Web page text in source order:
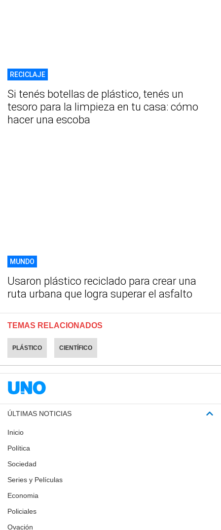
RECICLAJE
Si tenés botellas de plástico, tenés un
tesoro para la limpieza en tu casa: cómo
hacer una escoba
MUNDO
Usaron plástico reciclado para crear una
ruta urbana que logra superar el asfalto
TEMAS RELACIONADOS
PLÁSTICO CIENTÍFICO
ÚLTIMAS NOTICIAS
Inicio
Política
Sociedad
Series y Películas
Economia
Policiales
Ovación